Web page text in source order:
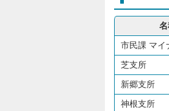
市民課 マイ
芝支所
新郷支所
神根支所